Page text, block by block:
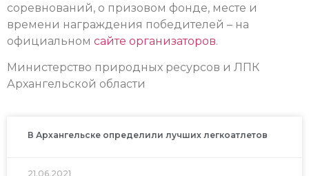
соревнований, о призовом фонде, месте и
времени награждения победителей – на
официальном сайте организаторов.
Министерство природных ресурсов и ЛПК
Архангельской области
В Архангельске определили лучших легкоатлетов
21.06.2021